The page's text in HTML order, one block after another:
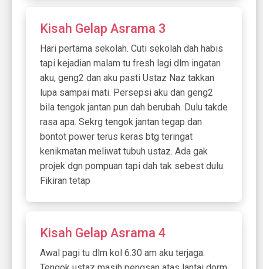
Kisah Gelap Asrama 3
Hari pertama sekolah. Cuti sekolah dah habis
tapi kejadian malam tu fresh lagi dlm ingatan
aku, geng2 dan aku pasti Ustaz Naz takkan
lupa sampai mati. Persepsi aku dan geng2
bila tengok jantan pun dah berubah. Dulu takde
rasa apa. Sekrg tengok jantan tegap dan
bontot power terus keras btg teringat
kenikmatan meliwat tubuh ustaz. Ada gak
projek dgn pompuan tapi dah tak sebest dulu.
Fikiran tetap
Kisah Gelap Asrama 4
Awal pagi tu dlm kol 6.30 am aku terjaga.